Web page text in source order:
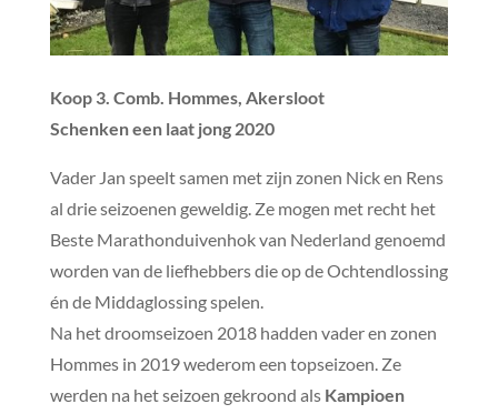
Koop 3. Comb. Hommes, Akersloot
Schenken een laat jong 2020
Vader Jan speelt samen met zijn zonen Nick en Rens
al drie seizoenen geweldig. Ze mogen met recht het
Beste Marathonduivenhok van Nederland genoemd
worden van de liefhebbers die op de Ochtendlossing
én de Middaglossing spelen.
Na het droomseizoen 2018 hadden vader en zonen
Hommes in 2019 wederom een topseizoen. Ze
werden na het seizoen gekroond als Kampioen